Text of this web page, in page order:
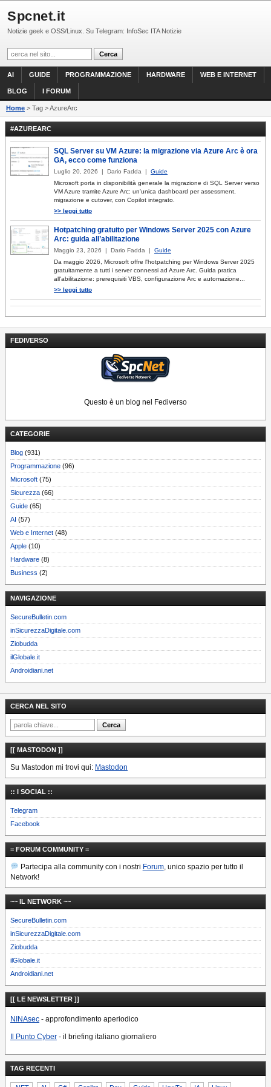
Spcnet.it
Notizie geek e OSS/Linux. Su Telegram: InfoSec ITA Notizie
AI GUIDE PROGRAMMAZIONE HARDWARE WEB E INTERNET
BLOG I FORUM
Home > Tag > AzureArc
FEDIVERSO
Questo è un blog nel Fediverso
CATEGORIE
Blog (931)
Programmazione (96)
Microsoft (75)
Sicurezza (66)
Guide (65)
AI (57)
Web e Internet (48)
Apple (10)
Hardware (8)
Business (2)
NAVIGAZIONE
SecureBulletin.com
inSicurezzaDigitale.com
Ziobudda
ilGlobale.it
Androidiani.net
#AZUREARC
SQL Server su VM Azure: la migrazione via Azure Arc è ora
GA, ecco come funziona
Luglio 20, 2026 | Dario Fadda | Guide
Microsoft porta in disponibilità generale la migrazione di SQL Server verso
VM Azure tramite Azure Arc: un'unica dashboard per assessment,
migrazione e cutover, con Copilot integrato.
>> leggi tutto
Hotpatching gratuito per Windows Server 2025 con Azure
Arc: guida all’abilitazione
Maggio 23, 2026 | Dario Fadda | Guide
Da maggio 2026, Microsoft offre l'hotpatching per Windows Server 2025
gratuitamente a tutti i server connessi ad Azure Arc. Guida pratica
all'abilitazione: prerequisiti VBS, configurazione Arc e automazione...
>> leggi tutto
CERCA NEL SITO
[[ MASTODON ]]
Su Mastodon mi trovi qui: Mastodon
:: I SOCIAL ::
Telegram
Facebook
= FORUM COMMUNITY =
Partecipa alla community con i nostri Forum, unico spazio per tutto il
Network!
~~ IL NETWORK ~~
SecureBulletin.com
inSicurezzaDigitale.com
Ziobudda
ilGlobale.it
Androidiani.net
[[ LE NEWSLETTER ]]
NINAsec - approfondimento aperiodico
Il Punto Cyber - il briefing italiano giornaliero
TAG RECENTI